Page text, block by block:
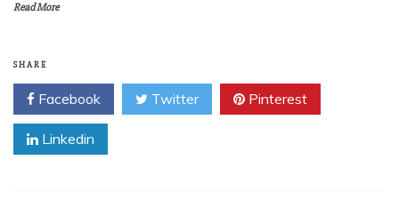
Read More
SHARE
Facebook Twitter Pinterest
Linkedin